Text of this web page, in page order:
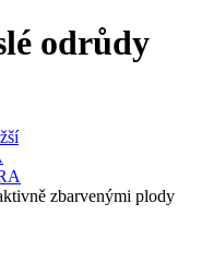
odrůdy
zbarvenými plody